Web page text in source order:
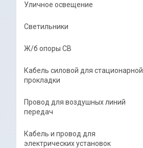
Уличное освещение
Светильники
Ж/б опоры СВ
Кабель силовой для стационарной
прокладки
Провод для воздушных линий
передач
Кабель и провод для
электрических установок